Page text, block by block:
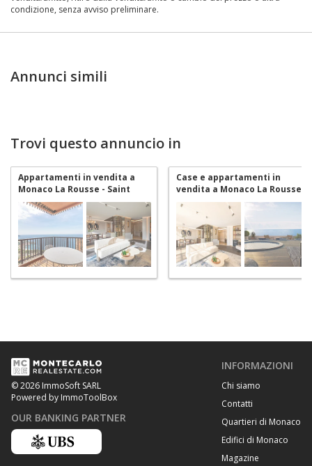
condizione, senza avviso preliminare.
Annunci simili
Trovi questo annuncio in
Appartamenti in vendita a
Monaco La Rousse - Saint
Roman
Case e appartamenti in
vendita a Monaco La Rousse -
Saint Roman
© 2026 ImmoSoft SARL
Powered by ImmoToolBox
OUR BANKING PARTNER
INFORMAZIONI
Chi siamo
Contatti
Quartieri di Monaco
Edifici di Monaco
Magazine